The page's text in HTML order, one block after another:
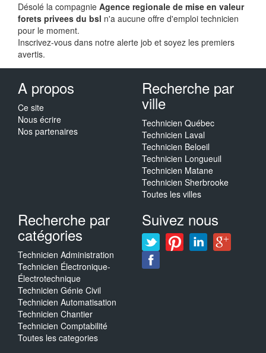
Désolé la compagnie Agence regionale de mise en valeur
forets privees du bsl n'a aucune offre d'emploi technicien
pour le moment.
Inscrivez-vous dans notre alerte job et soyez les premiers
avertis.
A propos
Ce site
Nous écrire
Nos partenaires
Recherche par
ville
Technicien Québec
Technicien Laval
Technicien Beloeil
Technicien Longueuil
Technicien Matane
Technicien Sherbrooke
Toutes les villes
Recherche par
catégories
Technicien Administration
Technicien Électronique-
Électrotechnique
Technicien Génie Civil
Technicien Automatisation
Technicien Chantier
Technicien Comptabilité
Toutes les categories
Suivez nous